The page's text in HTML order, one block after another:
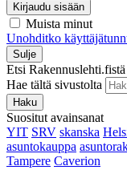
Kirjaudu sisään
Muista minut
Unohditko
Sulje
Etsi Rakennuslehti.fistä
Hae tältä sivustolta
Haku
Suositut avainsanat
YIT SRV skanska
asuntokauppa
Tampere Caverion